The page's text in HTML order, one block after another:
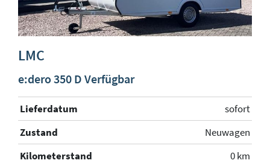
LMC
e:dero 350 D Verfügbar
Lieferdatum
sofort
Zustand
Neuwagen
Kilometerstand
0 km